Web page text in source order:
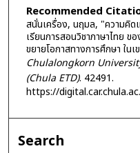
Recommended
สนั่นเครื่อง, นฤมล, "ความคิด
เรียนการสอนวิชาภาษาไทย ข
ขยายโอกาสทางการศึกษา ใน
Chulalongkorn
(Chula ETD). 42491.
https://
Search